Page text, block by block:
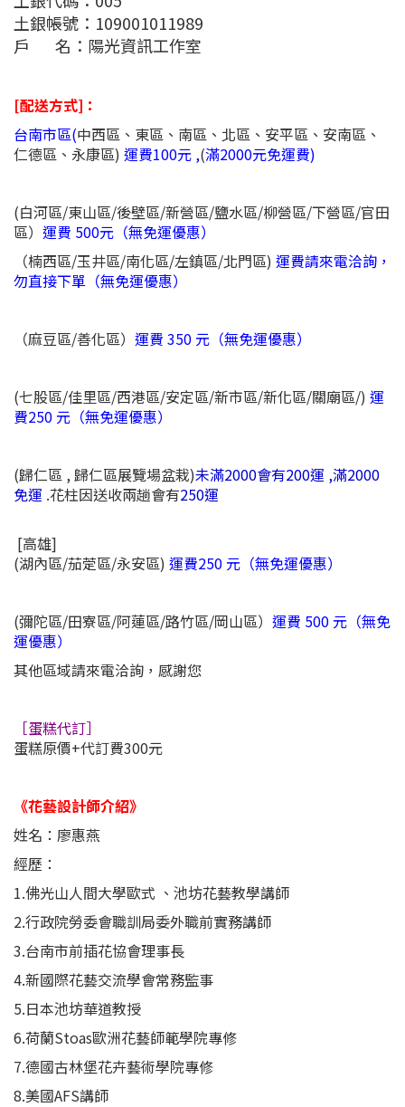
土銀帳號：109001011989
戶 名：陽光資訊工作室
[配送方式] ：
台南市區(中西區、東區、南區、北區、安平區、安南區、
仁德區、永康區) 運費100元 ,(滿2000元免運費)
(白河區/東山區/後壁區/新營區/鹽水區/柳營區/下營區/官田
區） 運費 500元（無免運優惠）
（楠西區/玉井區/南化區/左鎮區/北門區) 運費請來電洽詢，
勿直接下單（無免運優惠）
（麻豆區/善化區） 運費 350 元（無免運優惠）
(七股區/佳里區/西港區/安定區/新市區/新化區/關廟區/) 運
費250 元 （無免運優惠）
(歸仁區 , 歸仁區展覽場盆栽)未滿2000會有200運 ,滿2000
免運 .花柱因送收兩趟會有250運
[高雄]
(湖內區/茄萣區/永安區) 運費250 元（無免運優惠）
(彌陀區/田寮區/阿蓮區/路竹區/岡山區） 運費 500 元 （無免
運優惠）
其他區域請來電洽詢，感謝您
［蛋糕代訂］
蛋糕原價+代訂費300元
《花藝設計師介紹》
姓名：廖惠燕
經歷：
1.佛光山人間大學歐式 、池坊花藝教學講師
2.行政院勞委會職訓局委外職前實務講師
3.台南市前插花協會理事長
4.新國際花藝交流學會常務監事
5.日本池坊華道教授
6.荷蘭Stoas歐洲花藝師範學院專修
7.德國古林堡花卉藝術學院專修
8.美國AFS講師